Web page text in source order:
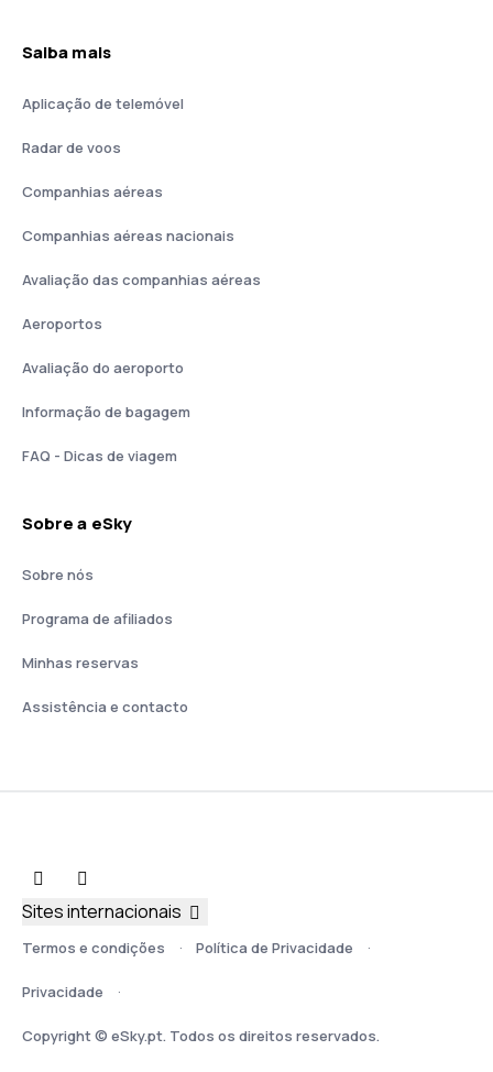
Saiba mais
Aplicação de telemóvel
Radar de voos
Companhias aéreas
Companhias aéreas nacionais
Avaliação das companhias aéreas
Aeroportos
Avaliação do aeroporto
Informação de bagagem
FAQ - Dicas de viagem
Sobre a eSky
Sobre nós
Programa de afiliados
Minhas reservas
Assistência e contacto
Termos e condições Política de Privacidade
Privacidade
Copyright © eSky.pt. Todos os direitos reservados.
Sites internacionais